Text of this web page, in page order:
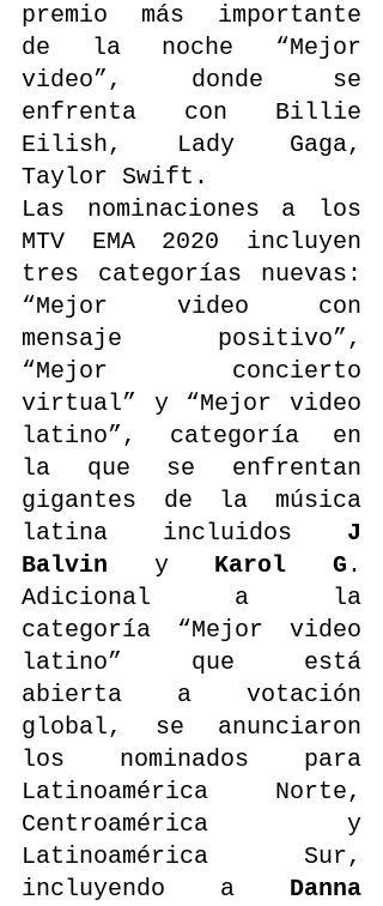
premio más importante
de la noche “Mejor
video”, donde se
enfrenta con Billie
Eilish, Lady Gaga,
Taylor Swift.
Las nominaciones a los
MTV EMA 2020 incluyen
tres categorías nuevas:
“Mejor video con
mensaje positivo”,
“Mejor concierto
virtual” y “Mejor video
latino”, categoría en
la que se enfrentan
gigantes de la música
latina incluidos J
Balvin y Karol G .
Adicional a la
categoría “Mejor video
latino” que está
abierta a votación
global, se anunciaron
los nominados para
Latinoamérica Norte,
Centroamérica y
Latinoamérica Sur,
incluyendo a Danna